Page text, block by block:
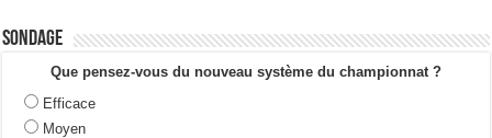
Sondage
Que pensez-vous du nouveau système du championnat ?
Efficace
Moyen